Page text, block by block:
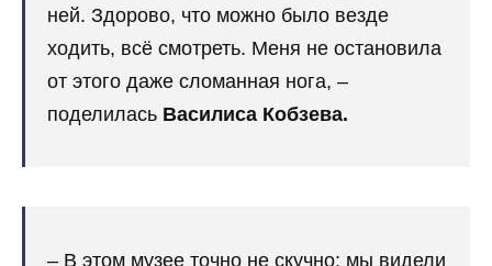
ней. Здорово, что можно было везде
ходить, всё смотреть. Меня не остановила
от этого даже сломанная нога, –
поделилась Василиса Кобзева.
– В этом музее точно не скучно: мы видели